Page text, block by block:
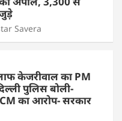
जुड़े
Savera
केजरीवाल का PM
पुलिस बोली-
CM का आरोप- सरकार